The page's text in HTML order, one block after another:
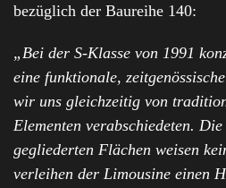
bezüglich der Baureihe 140:
„Bei der S-Klasse von 1991
eine funktionale,
wir uns gleichzeitig von
Elementen verabschiedeten.
gegliederten Flächen weisen
verleihen der Limousine einen